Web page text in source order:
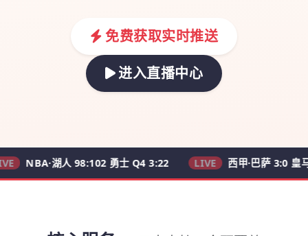
免费获取实时推送
进入直播中心
湖人 98:102 勇士 Q4 3:22 LIVE 西甲·巴萨 3:0 皇马 62'